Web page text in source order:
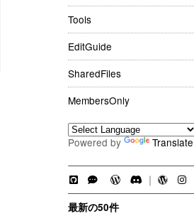
Tools
EditGuide
SharedFiles
MembersOnly
Powered by Translate
｜
最新の50件